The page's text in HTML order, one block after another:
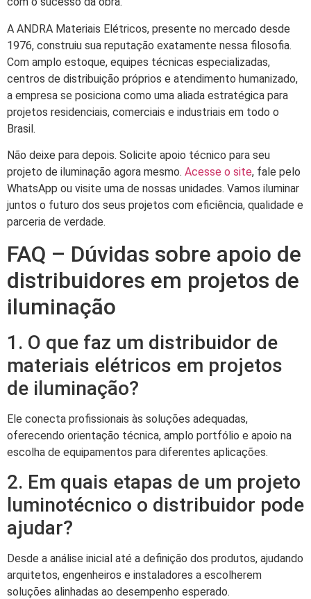
A ANDRA Materiais Elétricos, presente no mercado desde
1976, construiu sua reputação exatamente nessa filosofia.
Com amplo estoque, equipes técnicas especializadas,
centros de distribuição próprios e atendimento humanizado,
a empresa se posiciona como uma aliada estratégica para
projetos residenciais, comerciais e industriais em todo o
Brasil.
Não deixe para depois. Solicite apoio técnico para seu
projeto de iluminação agora mesmo. Acesse o site, fale pelo
WhatsApp ou visite uma de nossas unidades. Vamos iluminar
juntos o futuro dos seus projetos com eficiência, qualidade e
parceria de verdade.
FAQ – Dúvidas sobre apoio de
distribuidores em projetos de
iluminação
1. O que faz um distribuidor de
materiais elétricos em projetos
de iluminação?
Ele conecta profissionais às soluções adequadas,
oferecendo orientação técnica, amplo portfólio e apoio na
escolha de equipamentos para diferentes aplicações.
2. Em quais etapas de um projeto
luminotécnico o distribuidor pode
ajudar?
Desde a análise inicial até a definição dos produtos, ajudando
arquitetos, engenheiros e instaladores a escolherem
soluções alinhadas ao desempenho esperado.